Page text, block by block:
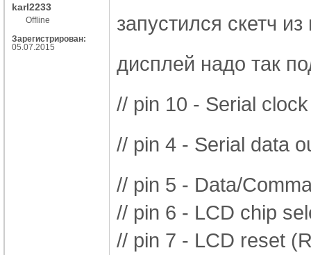
karl2233
Offline
Зарегистрирован:
05.07.2015
запустился скетч
дисплей надо так
// pin 10 - Serial
// pin 4 - Serial data
// pin 5 - Data/
// pin 6 - LCD chip
// pin 7 - LCD reset